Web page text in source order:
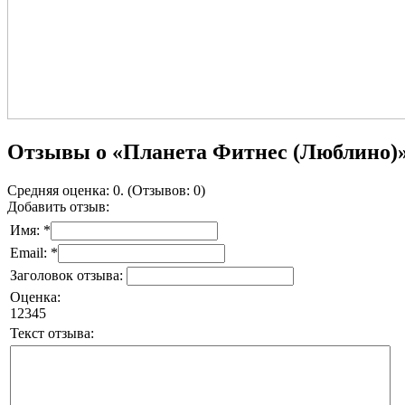
Отзывы о «Планета Фитнес
Средняя оценка: 0. (Отзывов: 0)
Добавить отзыв:
Имя: *
Email: *
Заголовок отзыва:
Оценка:
1 2345
Текст отзыва: